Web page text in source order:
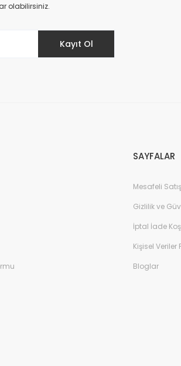
olabilirsiniz.
Kayıt Ol
SAYFALAR
Mesafeli
Gizlilik ve
İptal İade
Kişisel Veriler
Bloglar